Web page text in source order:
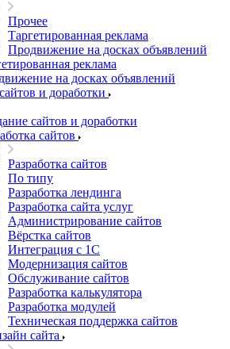
Прочее
Таргетированная реклама
Продвижение на досках объявлений
реклама
на досках объявлений
и доработки
сайтов и доработки
сайтов
Разработка сайтов
По типу
Разработка лендинга
Разработка сайта услуг
Администрирование сайтов
Вёрстка сайтов
Интеграция с 1С
Модернизация сайтов
Обслуживание сайтов
Разработка калькулятора
Разработка модулей
Техническая поддержка сайтов
сайта